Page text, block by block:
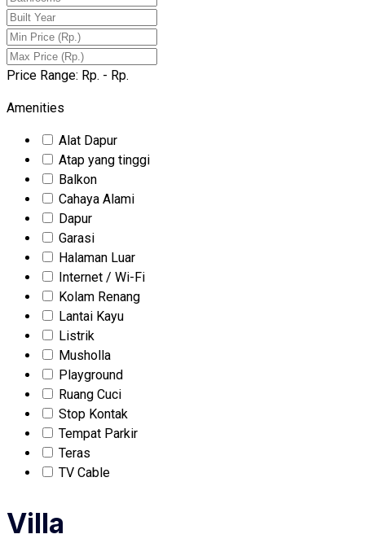
Price Range: Rp. - Rp.
Amenities
Alat Dapur
Atap yang tinggi
Balkon
Cahaya Alami
Dapur
Garasi
Halaman Luar
Internet / Wi-Fi
Kolam Renang
Lantai Kayu
Listrik
Musholla
Playground
Ruang Cuci
Stop Kontak
Tempat Parkir
Teras
TV Cable
Villa